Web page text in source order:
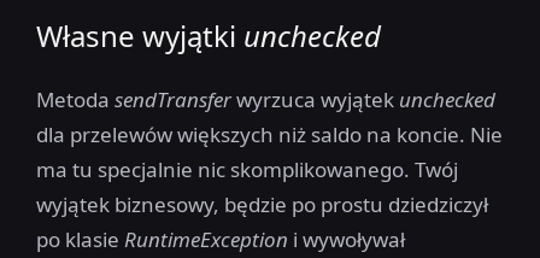
Własne wyjątki unchecked
Metoda sendTransferwyrzuca wyjątek unchecked
dla przelewów większych niż saldo na koncie. Nie
ma tu specjalnie nic skomplikowanego. Twój
wyjątek biznesowy, będzie po prostu dziedziczył
po klasie RuntimeException i wywoływał